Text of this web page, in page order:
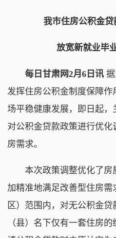
我市住房公积金
放宽新就业毕
每日甘肃网2月6日讯
发挥住房公积金制度保障
场平稳健康发展，即日起
对公积金贷款政策进行优
房需求。
本次政策调整优化了房
加精准地满足改善型住房
区）范围内，对无公积金
（县）名下仅有一套住房